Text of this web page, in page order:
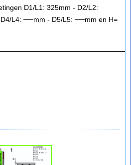
D1/L1: 325mm - D2/L2:
L4: ──mm - D5/L5: ──mm en H=